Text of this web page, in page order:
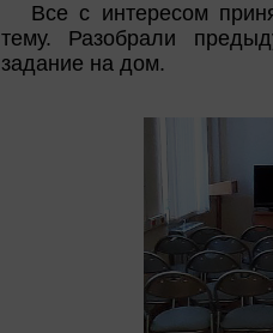
Все с интересом
тему. Разобрали
задание на дом.